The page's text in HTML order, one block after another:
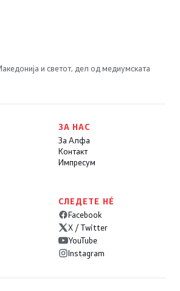
и светот, дел од медиумската
ЗА НАС
За Алфа
Контакт
Импресум
СЛЕДЕТЕ НÉ
Facebook
X / Twitter
YouTube
Instagram